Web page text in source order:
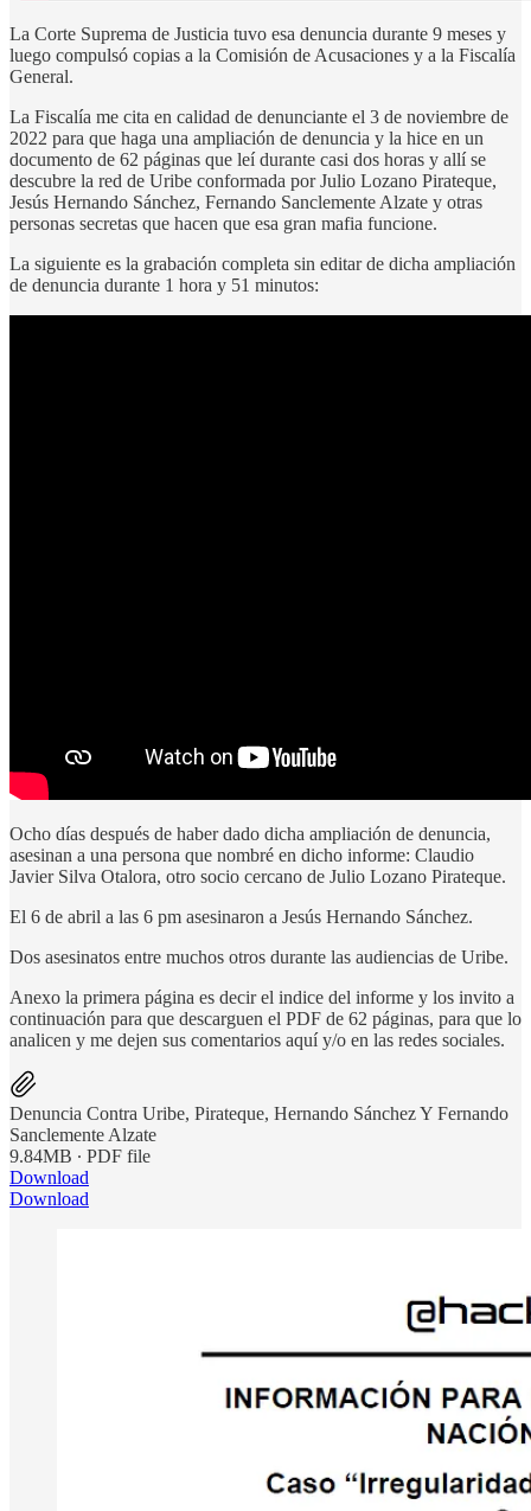
La Corte Suprema de Justicia tuvo esa denuncia durante 9 meses y
luego compulsó copias a la Comisión de Acusaciones y a la Fiscalía
General.
La Fiscalía me cita en calidad de denunciante el 3 de noviembre de
2022 para que haga una ampliación de denuncia y la hice en un
documento de 62 páginas que leí durante casi dos horas y allí se
descubre la red de Uribe conformada por Julio Lozano Pirateque,
Jesús Hernando Sánchez, Fernando Sanclemente Alzate y otras
personas secretas que hacen que esa gran mafia funcione.
La siguiente es la grabación completa sin editar de dicha ampliación
de denuncia durante 1 hora y 51 minutos:
Ocho días después de haber dado dicha ampliación de denuncia,
asesinan a una persona que nombré en dicho informe: Claudio
Javier Silva Otalora, otro socio cercano de Julio Lozano Pirateque.
El 6 de abril a las 6 pm asesinaron a Jesús Hernando Sánchez.
Dos asesinatos entre muchos otros durante las audiencias de Uribe.
Anexo la primera página es decir el indice del informe y los invito a
continuación para que descarguen el PDF de 62 páginas, para que lo
analicen y me dejen sus comentarios aquí y/o en las redes sociales.
Denuncia Contra Uribe, Pirateque, Hernando Sánchez Y Fernando
Sanclemente Alzate
9.84MB ∙ PDF file
Download
Download